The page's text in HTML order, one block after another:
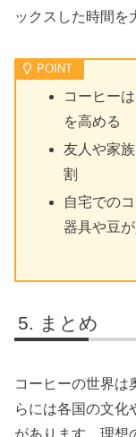
ックスした時間を
コーヒー
を高める
友人や家
割
自宅での
器具や豆
まとめ
コーヒーの世界は
らには各国の文化
があります。理想